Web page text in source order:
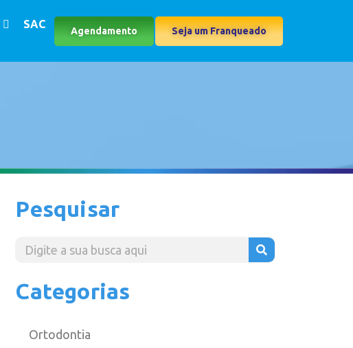
SAC
Agendamento Seja um Franqueado
Pesquisar
Categorias
Ortodontia